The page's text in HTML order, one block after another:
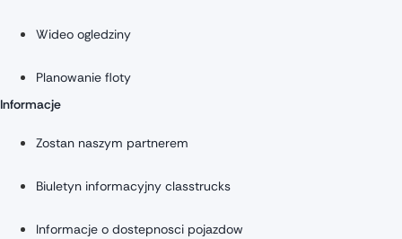
Wideo ogledziny
Planowanie floty
Informacje
Zostan naszym partnerem
Biuletyn informacyjny classtrucks
Informacje o dostepnosci pojazdow